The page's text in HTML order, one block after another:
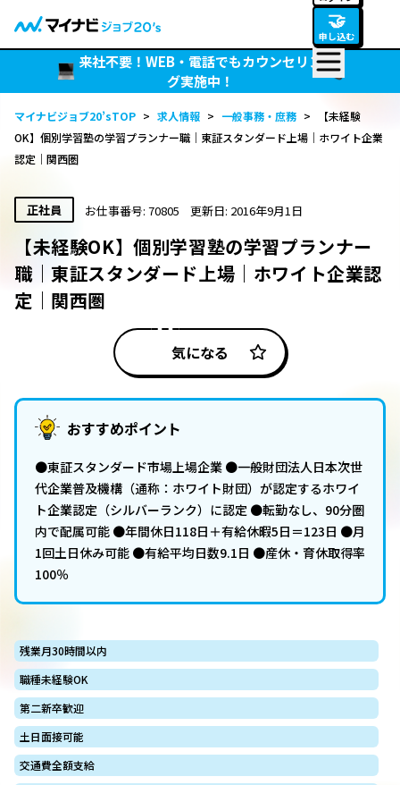
🤝
申し込む
来社不要！WEB・電話でもカウンセリン
グ実施中！
マイナビジョブ20’sTOP > 求人情報 > 一般事務・庶務 >
【未経験
OK】個別学習塾の学習プランナー職｜東証スタンダード上場｜ホワイト企業
認定｜関西圏
正社員 お仕事番号: 70805 更新日: 2016年9月1日
【未経験OK】個別学習塾の学習プランナー
職｜東証スタンダード上場｜ホワイト企業認
定｜関西圏
気になる
おすすめポイント
●東証スタンダード市場上場企業 ●一般財団法人日本次世
代企業普及機構（通称：ホワイト財団）が認定するホワイ
ト企業認定（シルバーランク）に認定 ●転勤なし、90分圏
内で配属可能 ●年間休日118日＋有給休暇5日＝123日 ●月
1回土日休み可能 ●有給平均日数9.1日 ●産休・育休取得率
100％
残業月30時間以内
職種未経験OK
第二新卒歓迎
土日面接可能
交通費全額支給